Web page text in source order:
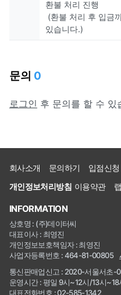
환불 처리 진행
(환불 처리 후 입금
있습니다.)
문의 0
로그인 후 문의를 할 수 있
회사소개 문의하기
입점신청
개인정보처리방침 이용약관
INFORMATION
상호명 : (주)데이터씨
대표이사 : 최영진
개인정보보호책임자 : 최영진
사업자등록번호 : 464-81-00805
통신판매업신고 : 2020-서울서초-
운영시간 : 평일 9시~12시/13시
대표전화번호 : 02-585-1342